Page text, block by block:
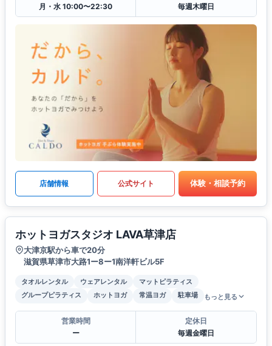
月・水 10:00〜22:30
毎週木曜日
店舗情報 公式サイト 体験・相談予約
ホットヨガスタジオ LAVA草津店
大津京駅から車で20分
滋賀県草津市大路1ー8ー1南洋軒ビル5F
タオルレンタル ウェアレンタル
マットピラティス
グループピラティス
ホットヨガ 常温ヨガ 駐車場 もっと見る
営業時間
ー
定休日
毎週金曜日